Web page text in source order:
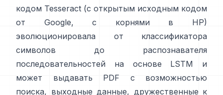
кодом Tesseract (с открытым исходным кодом
от Google, с корнями в HP)
эволюционировала от классификатора
символов до распознавателя
последовательностей на основе LSTM и
может выдавать PDF с возможностью
поиска, выходные данные, дружественные к